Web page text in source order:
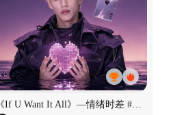
《If U Want It All》—情绪时差 #MVLAND嘻哈狂欢派对